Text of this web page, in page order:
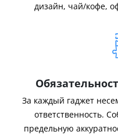
дизайн, чай/кофе,
За каждый гаджет
ответственность.
предельную